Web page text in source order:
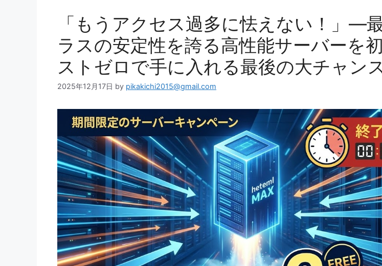
「もうアクセス過多に怯えない！」—
ラスの安定性を誇る高性能サーバーを
ストゼロで手に入れる最後の大チャン
2025年12月17日 by pikakichi2015@gmail.com